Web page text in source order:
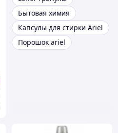
Бытовая химия
Капсулы для стирки Ariel
Порошок ariel